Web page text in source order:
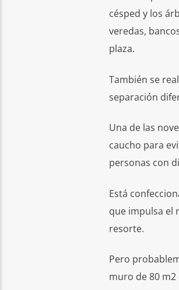
césped y los
veredas,
plaza.
También se
separación
Una de las
caucho para
personas con
Está
que impulsa el
resorte.
Pero
muro de 80